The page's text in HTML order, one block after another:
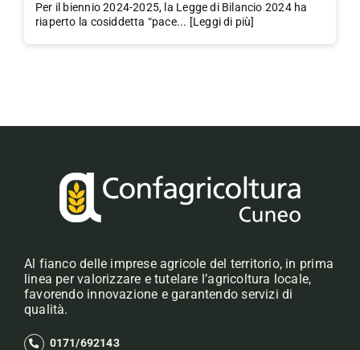
Per il biennio 2024-2025, la Legge di Bilancio 2024 ha
riaperto la cosiddetta “pace... [Leggi di più]
Al fianco delle imprese agricole del territorio, in prima
linea per valorizzare e tutelare l’agricoltura locale,
favorendo innovazione e garantendo servizi di
qualità.
0171/692143